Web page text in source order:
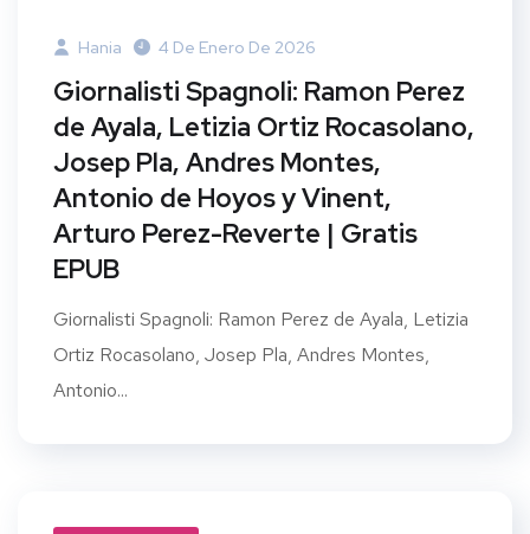
Hania 4 De Enero De 2026
Giornalisti Spagnoli: Ramon Perez
de Ayala, Letizia Ortiz Rocasolano,
Josep Pla, Andres Montes,
Antonio de Hoyos y Vinent,
Arturo Perez-Reverte | Gratis
EPUB
Giornalisti Spagnoli: Ramon Perez de Ayala, Letizia
Ortiz Rocasolano, Josep Pla, Andres Montes,
Antonio...